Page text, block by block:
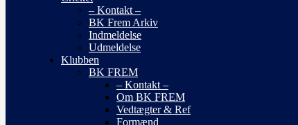
– Kontakt –
BK Frem Arkiv
Indmeldelse
Udmeldelse
Klubben
BK FREM
– Kontakt –
Om BK FREM
Vedtægter & Ref
Formænd